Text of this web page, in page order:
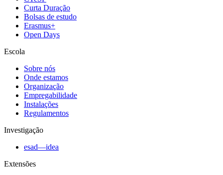
Curta Duração
Bolsas de estudo
Erasmus+
Open Days
Escola
Sobre nós
Onde estamos
Organização
Empregabilidade
Instalações
Regulamentos
Investigação
esad—idea
Extensões